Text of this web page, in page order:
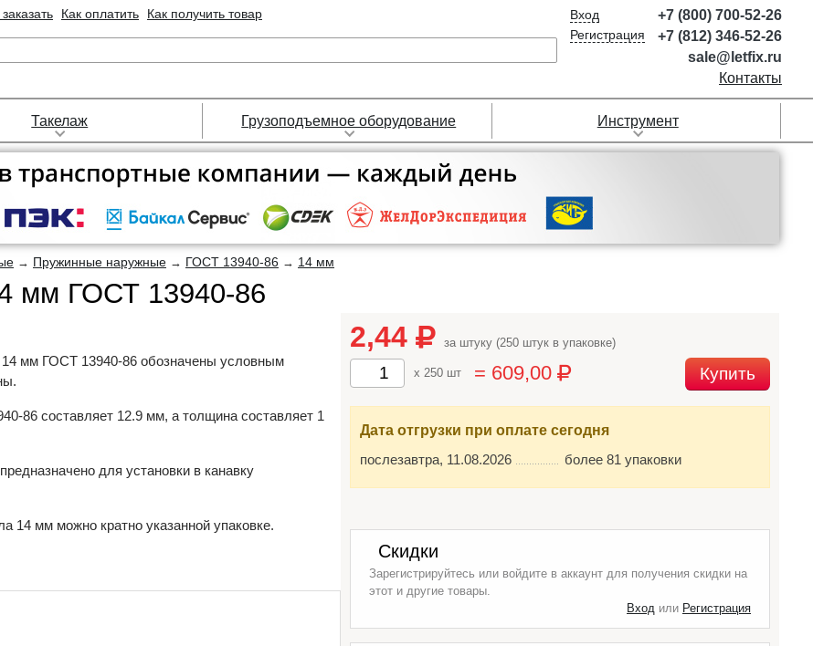
Как оплатить Как получить товар
Вход
Регистрация
+7 (800) 700-52-26
+7 (812) 346-52-26
sale@letfix.ru
Контакты
Такелаж Грузоподъемное оборудование Инструмент
→ Пружинные наружные → ГОСТ 13940-86 → 14 мм
мм ГОСТ 13940-86
мм ГОСТ 13940-86 обозначены условным
86 составляет 12.9 мм, а толщина составляет 1
для установки в канавку
14 мм можно кратно указанной упаковке.
2,44 за штуку (250 штук в упаковке)
x 250 шт = 609,00 Купить
Дата отгрузки при оплате сегодня
послезавтра, 11.08.2026
более 81 упаковки
Скидки
Зарегистрируйтесь или войдите в аккаунт для получения скидки на
этот и другие товары.
Вход или Регистрация